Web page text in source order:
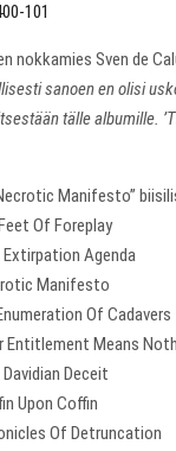
101
nokkamies Sven de
sanoen en olisi
tälle albumille.
Manifesto”
Of Foreplay
Extirpation Agenda
Manifesto
Of Cadavers
Entitlement Means
Deceit
Upon Coffin
Of Detruncation